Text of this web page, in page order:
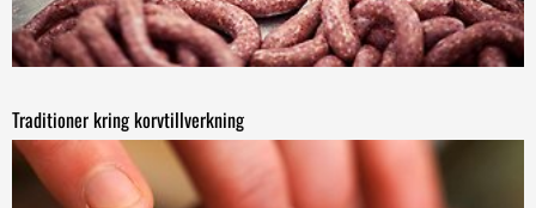
Traditioner kring korvtillverkning